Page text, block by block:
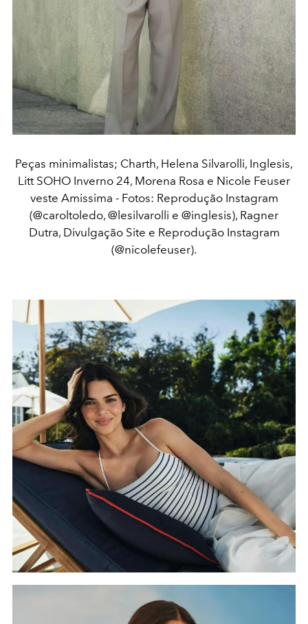
Peças minimalistas; Charth, Helena Silvarolli, Inglesis,
Litt SOHO Inverno 24, Morena Rosa e Nicole Feuser
veste Amissima - Fotos: Reprodução Instagram
(@caroltoledo, @lesilvarolli e @inglesis), Ragner
Dutra, Divulgação Site e Reprodução Instagram
(@nicolefeuser).